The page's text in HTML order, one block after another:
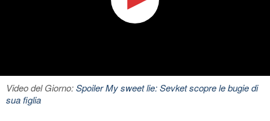
Video del Giorno:Spoiler My sweet lie: Sevket scopre le bugie di
sua figlia